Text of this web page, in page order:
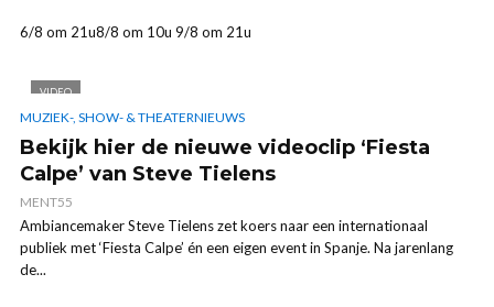
6/8 om 21u8/8 om 10u 9/8 om 21u
VIDEO
MUZIEK-, SHOW- & THEATERNIEUWS
Bekijk hier de nieuwe videoclip ‘Fiesta
Calpe’ van Steve Tielens
MENT55
Ambiancemaker Steve Tielens zet koers naar een internationaal
publiek met ‘Fiesta Calpe’ én een eigen event in Spanje. Na jarenlang
de...